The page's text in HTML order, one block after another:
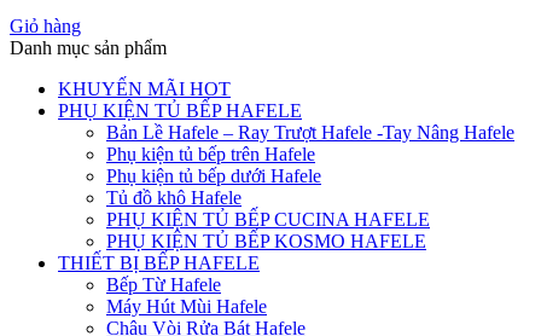
Giỏ hàng
Danh mục sản phẩm
KHUYẾN MÃI HOT
PHỤ KIỆN TỦ BẾP HAFELE
Bản Lề Hafele – Ray Trượt Hafele -Tay Nâng Hafele
Phụ kiện tủ bếp trên Hafele
Phụ kiện tủ bếp dưới Hafele
Tủ đồ khô Hafele
PHỤ KIỆN TỦ BẾP CUCINA HAFELE
PHỤ KIỆN TỦ BẾP KOSMO HAFELE
THIẾT BỊ BẾP HAFELE
Bếp Từ Hafele
Máy Hút Mùi Hafele
Chậu Vòi Rửa Bát Hafele